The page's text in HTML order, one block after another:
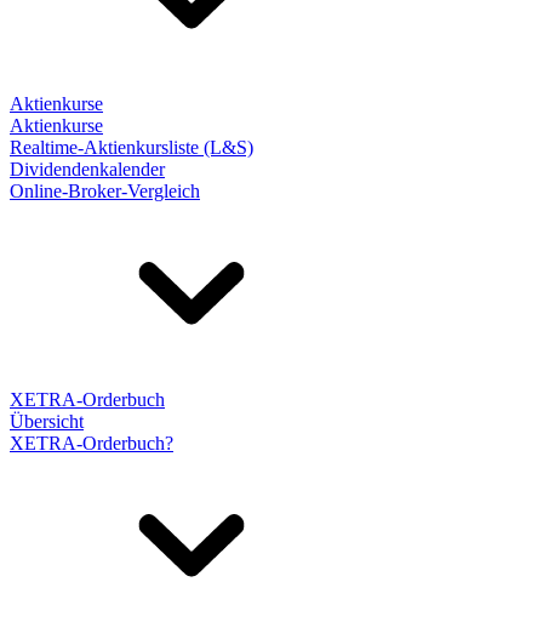
Aktienkurse
Aktienkurse
Realtime-Aktienkursliste (L&S)
Dividendenkalender
Online-Broker-Vergleich
XETRA-Orderbuch
Übersicht
XETRA-Orderbuch?